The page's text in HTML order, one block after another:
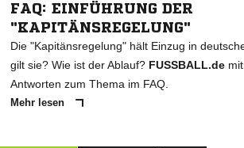
FAQ: EINFÜHRUNG DER
"KAPITÄNSREGELUNG"
Die "Kapitänsregelung" hält Einzug in
gilt sie? Wie ist der Ablauf? FUSSBALL.de
Antworten zum Thema im FAQ.
Mehr lesen